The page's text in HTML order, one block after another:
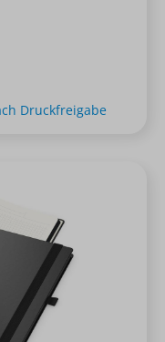
Druckfreigabe